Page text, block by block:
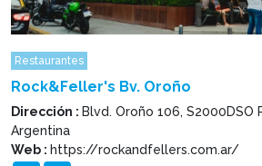
Restaurantes
Rock&Feller's Bv. Oroño
Dirección : Blvd. Oroño 106, S2000DSO
Argentina
Web : https://rockandfellers.com.ar/